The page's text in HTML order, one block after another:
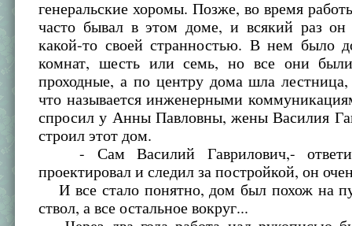
генеральские хоромы. Позже, во время
часто бывал в этом доме, и всякий раз
какой-то своей странностью. В нем было
комнат, шесть или семь, но все они
проходные, а по центру дома шла
что называется инженерными
спросил у Анны Павловны, жены Василия
строил этот дом.
- Сам Василий Гаврилович,-
проектировал и следил за постройкой, он
И все стало понятно, дом был похож на
ствол, а все остальное вокруг...